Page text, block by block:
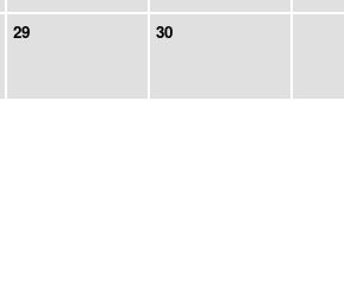
29 30